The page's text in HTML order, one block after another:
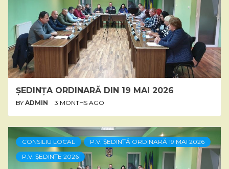
ȘEDINȚA ORDINARĂ DIN 19 MAI 2026
BY ADMIN 3 MONTHS AGO
CONSILIU LOCAL
P.V. ȘEDINȚĂ ORDINARĂ 19 MAI 2026
P.V. ȘEDINȚE 2026